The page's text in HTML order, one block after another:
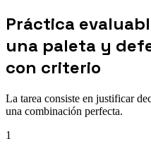
Práctica
una paleta y
con criterio
La tarea consiste en justificar
una combinación perfecta.
1